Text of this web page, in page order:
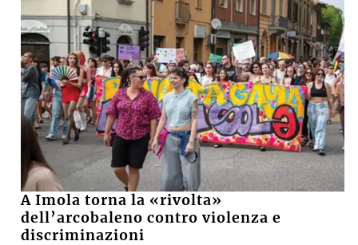
A Imola torna la «rivolta»
dell’arcobaleno contro violenza e
discriminazioni